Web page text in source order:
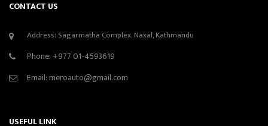
CONTACT US
Address: Sagarmatha Complex, Naxal, Kathmandu
Phone: +977 01-4593619
Email:meroauto@gmail.com
USEFUL LINK